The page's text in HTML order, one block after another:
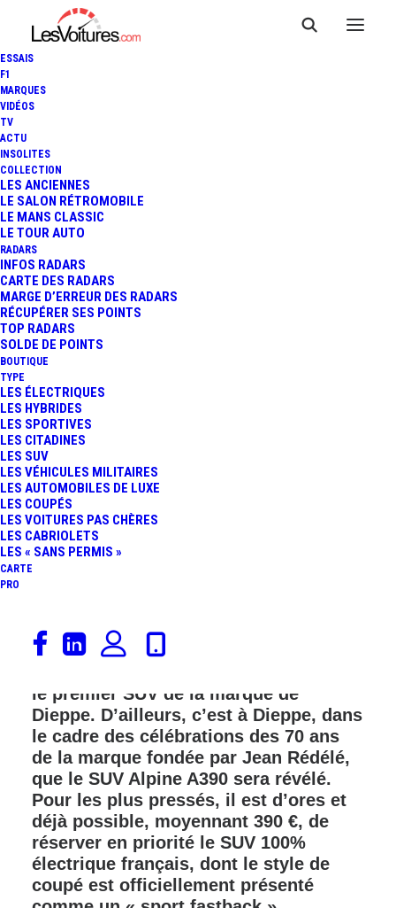
ESSAIS
F1
MARQUES
VIDÉOS
TV
ACTU
INSOLITES
COLLECTION
LES ANCIENNES
LE SALON RÉTROMOBILE
LE MANS CLASSIC
LE TOUR AUTO
RADARS
INFOS RADARS
CARTE DES RADARS
MARGE D’ERREUR DES RADARS
RÉCUPÉRER SES POINTS
TOP RADARS
SOLDE DE POINTS
BOUTIQUE
TYPE
LES ÉLECTRIQUES
LES HYBRIDES
LES SPORTIVES
LES CITADINES
LES SUV
LES VÉHICULES MILITAIRES
LES AUTOMOBILES DE LUXE
LES COUPÉS
LES VOITURES PAS CHÈRES
LES CABRIOLETS
LES « SANS PERMIS »
CARTE
PRO
ALPINE A390 : LE SUV 100%
ÉLECTRIQUE SERA RÉVÉLÉ LE
3 Minutes
Plus que quelques jours d’attente
avant la révélation du SUV 100%
le premier SUV de la marque de
Dieppe. D’ailleurs, c’est à Dieppe, dans
le cadre des célébrations des 70 ans
de la marque fondée par Jean Rédélé,
que le SUV Alpine A390 sera révélé.
Pour les plus pressés, il est d’ores et
déjà possible, moyennant 390 €, de
réserver en priorité le SUV 100%
électrique français, dont le style de
coupé est officiellement présenté